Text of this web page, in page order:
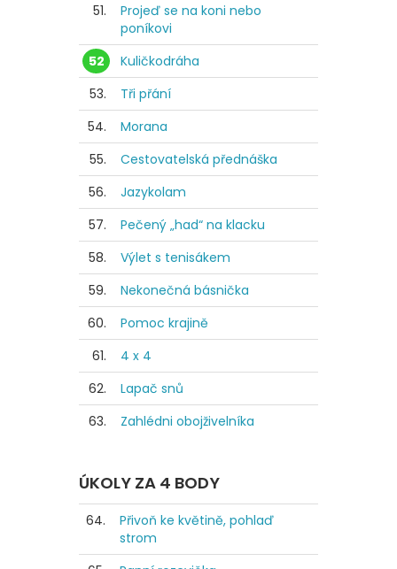
51.
Projeď se na koni nebo
poníkovi
52
Kuličkodráha
53.
Tři přání
54.
Morana
55.
Cestovatelská přednáška
56.
Jazykolam
57.
Pečený „had“ na klacku
58.
Výlet s tenisákem
59.
Nekonečná básnička
60.
Pomoc krajině
61.
4 x 4
62.
Lapač snů
63.
Zahlédni obojživelníka
ÚKOLY ZA 4 BODY
64.
Přivoň ke květině, pohlaď
strom